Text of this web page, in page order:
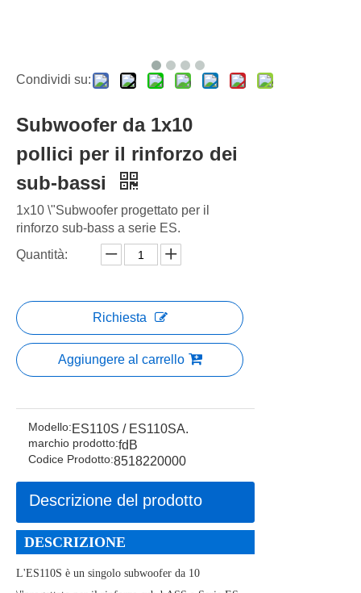
Condividi su:
Subwoofer da 1x10
pollici per il rinforzo dei
sub-bassi
1x10 \"Subwoofer progettato per il
rinforzo sub-bass a serie ES.
Quantità:
Richiesta
Aggiungere al carrello
Modello:ES110S / ES110SA.
marchio prodotto:fdB
Codice Prodotto:8518220000
Descrizione del prodotto
DESCRIZIONE
L'ES110S è un singolo subwoofer da 10